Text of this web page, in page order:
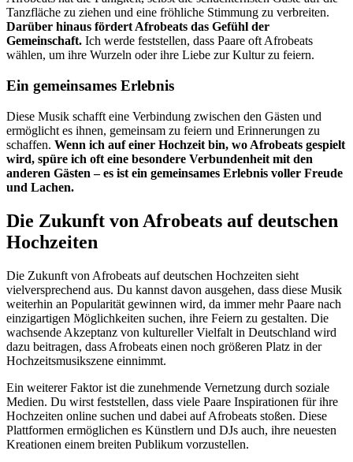
Tanzfläche zu ziehen und eine fröhliche Stimmung zu verbreiten.
Darüber hinaus fördert Afrobeats das Gefühl der
Gemeinschaft. Ich werde feststellen, dass Paare oft Afrobeats
wählen, um ihre Wurzeln oder ihre Liebe zur Kultur zu feiern.
Ein gemeinsames Erlebnis
Diese Musik schafft eine Verbindung zwischen den Gästen und
ermöglicht es ihnen, gemeinsam zu feiern und Erinnerungen zu
schaffen. Wenn ich auf einer Hochzeit bin, wo Afrobeats gespielt
wird, spüre ich oft eine besondere Verbundenheit mit den
anderen Gästen – es ist ein gemeinsames Erlebnis voller Freude
und Lachen.
Die Zukunft von Afrobeats auf deutschen
Hochzeiten
Die Zukunft von Afrobeats auf deutschen Hochzeiten sieht
vielversprechend aus. Du kannst davon ausgehen, dass diese Musik
weiterhin an Popularität gewinnen wird, da immer mehr Paare nach
einzigartigen Möglichkeiten suchen, ihre Feiern zu gestalten. Die
wachsende Akzeptanz von kultureller Vielfalt in Deutschland wird
dazu beitragen, dass Afrobeats einen noch größeren Platz in der
Hochzeitsmusikszene einnimmt.
Ein weiterer Faktor ist die zunehmende Vernetzung durch soziale
Medien. Du wirst feststellen, dass viele Paare Inspirationen für ihre
Hochzeiten online suchen und dabei auf Afrobeats stoßen. Diese
Plattformen ermöglichen es Künstlern und DJs auch, ihre neuesten
Kreationen einem breiten Publikum vorzustellen.